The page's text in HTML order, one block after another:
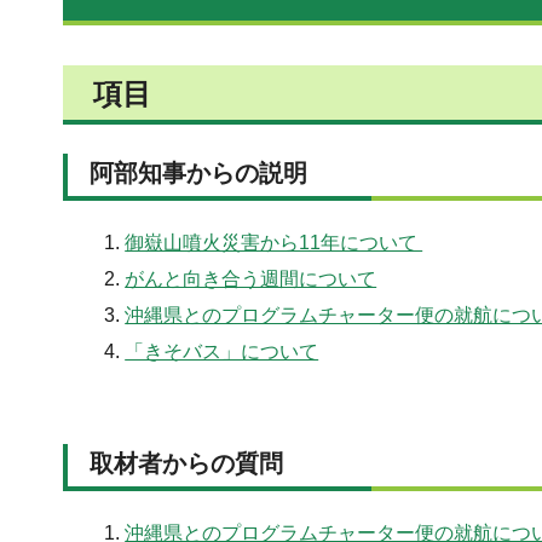
項目
阿部知事からの説明
御嶽山噴火災害から11年について
がんと向き合う週間について
沖縄県とのプログラムチャーター便の就航につ
「きそバス」について
取材者からの質問
沖縄県とのプログラムチャーター便の就航につ